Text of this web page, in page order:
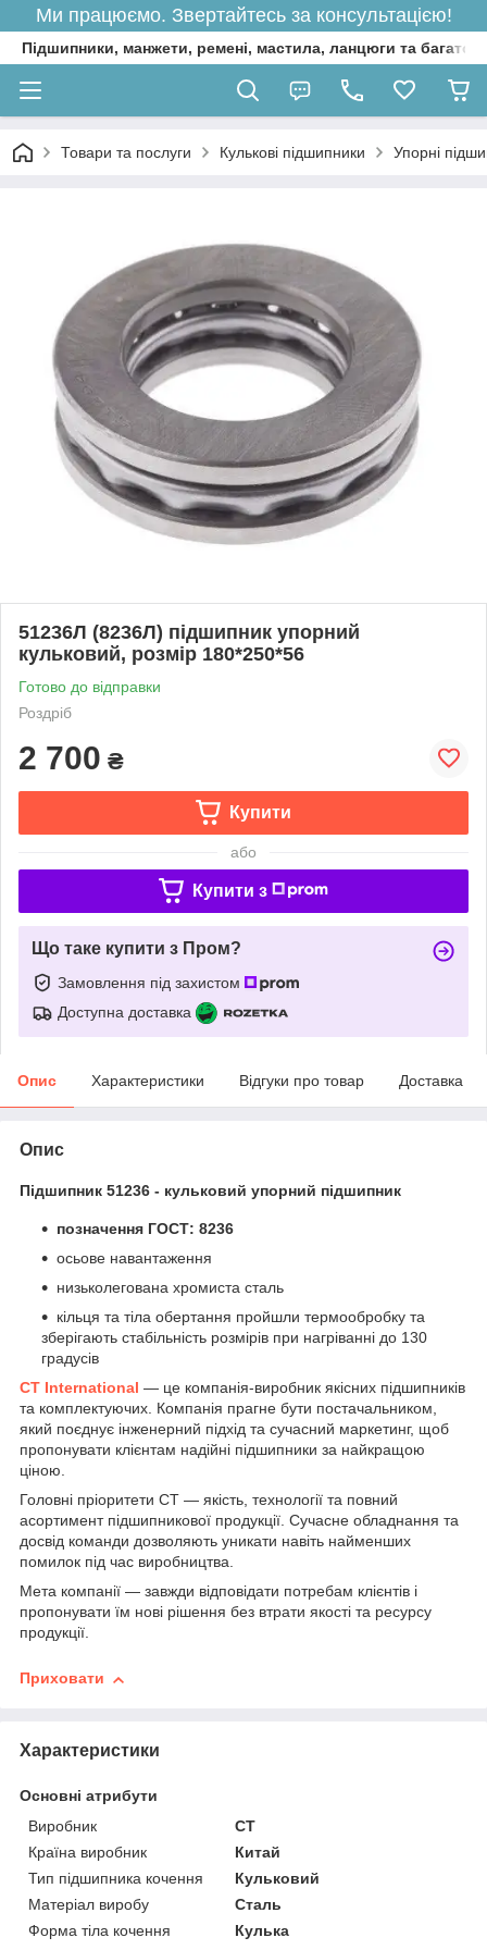
Ми працюємо. Звертайтесь за консультацією!
Підшипники, манжети, ремені, мастила, ланцюги та багато
Товари та послуги Кулькові підшипники Упорні
51236Л (8236Л) підшипник упорний
кульковий, розмір 180*250*56
Готово до відправки
Роздріб
2 700 ₴
Купити
або
Купити з
Що таке купити з Пром?
Замовлення під захистом
Доступна доставка
Опис Характеристики Відгуки про товар Доставка
Опис
Підшипник 51236 - кульковий упорний підшипник
позначення ГОСТ: 8236
осьове навантаження
низьколегована хромиста сталь
кільця та тіла обертання пройшли термообробку та
зберігають стабільність розмірів при нагріванні до 130
градусів
CT International — це компанія-виробник якісних підшипників
та комплектуючих. Компанія прагне бути постачальником,
який поєднує інженерний підхід та сучасний маркетинг, щоб
пропонувати клієнтам надійні підшипники за найкращою
ціною.
Головні пріоритети СТ — якість, технології та повний
асортимент підшипникової продукції. Сучасне обладнання та
досвід команди дозволяють уникати навіть найменших
помилок під час виробництва.
Мета компанії — завжди відповідати потребам клієнтів і
пропонувати їм нові рішення без втрати якості та ресурсу
продукції.
Приховати
Характеристики
Основні атрибути
Виробник
CT
Країна виробник
Китай
Тип підшипника кочення
Кульковий
Матеріал виробу
Сталь
Форма тіла кочення
Кулька